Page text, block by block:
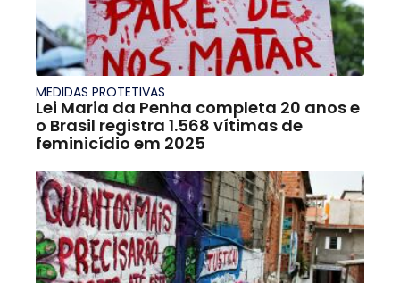
MEDIDAS PROTETIVAS
Lei Maria da Penha completa 20 anos e
o Brasil registra 1.568 vítimas de
feminicídio em 2025